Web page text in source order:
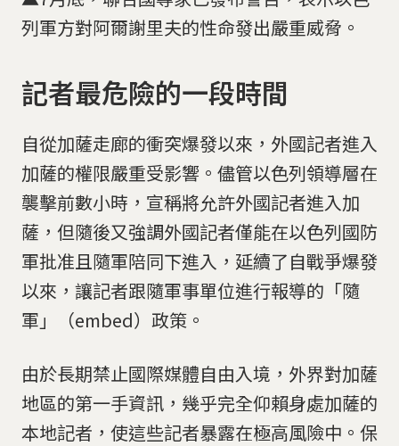
列軍方對阿爾謝里夫的性命發出嚴重威脅。
記者最危險的一段時間
自從加薩走廊的衝突爆發以來，外國記者進入
加薩的權限嚴重受影響。儘管以色列領導層在
襲擊前數小時，宣稱將允許外國記者進入加
薩，但隨後又強調外國記者僅能在以色列國防
軍批准且隨軍陪同下進入，延續了自戰爭爆發
以來，讓記者跟隨軍事單位進行報導的「隨
軍」（embed）政策。
由於長期禁止國際媒體自由入境，外界對加薩
地區的第一手資訊，幾乎完全仰賴身處加薩的
本地記者，使這些記者暴露在極高風險中。保